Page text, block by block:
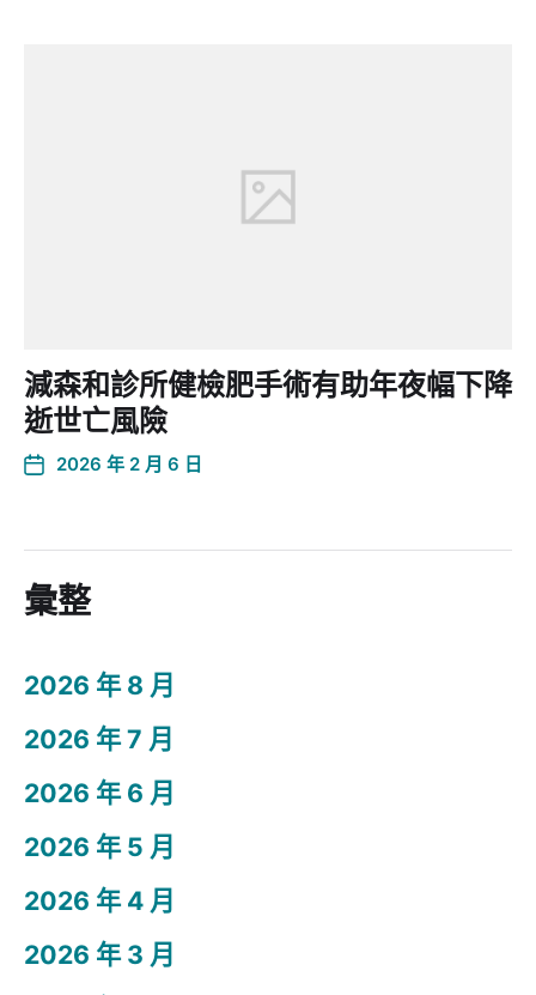
減森和診所健檢肥手術有助年夜幅下降
逝世亡風險
2026 年 2 月 6 日
彙整
2026 年 8 月
2026 年 7 月
2026 年 6 月
2026 年 5 月
2026 年 4 月
2026 年 3 月